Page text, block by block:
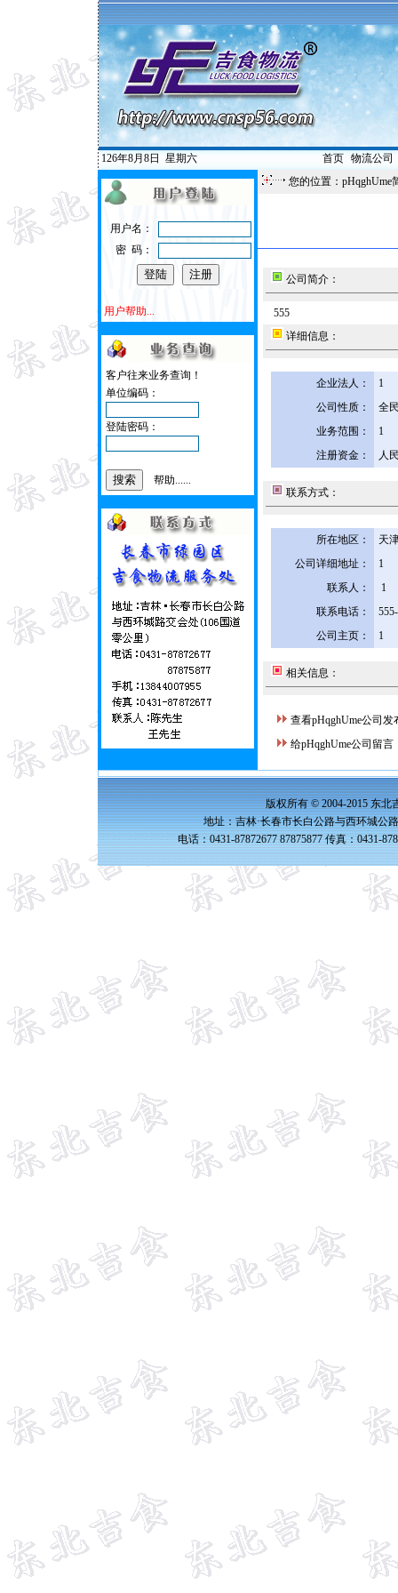
126年8月8日 星期六 首页| 物流公司
用户名：
密 码：
用户帮助...
客户往来业务查询！
单位编码：
登陆密码：
帮助......
您的位置：pHqghUme
公司简介：
555
详细信息：
企业法人：
1
公司性质：
全
业务范围：
1
注册资金：
人
联系方式：
所在地区：
天
公司详细地址：
1
联系人：
1
联系电话：
公司主页：
1
相关信息：
查看pHqghUme公司发
给pHqghUme公司留言
版权所有 © 2004-2015 东北
地址：吉林·长春市长白公路与西环城公
电话：0431-87872677 87875877 传真：0431-